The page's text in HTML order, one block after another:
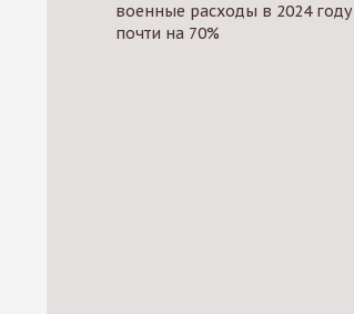
военные расходы в 2024 году
почти на 70%